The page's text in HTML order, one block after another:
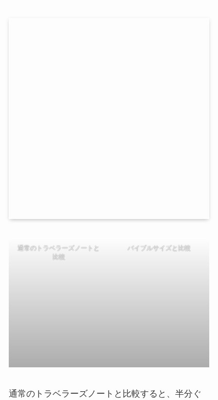
通常のトラベラーズノートと
比較
バイブルサイズと比較
通常のトラベラーズノートと比較すると、半分ぐ